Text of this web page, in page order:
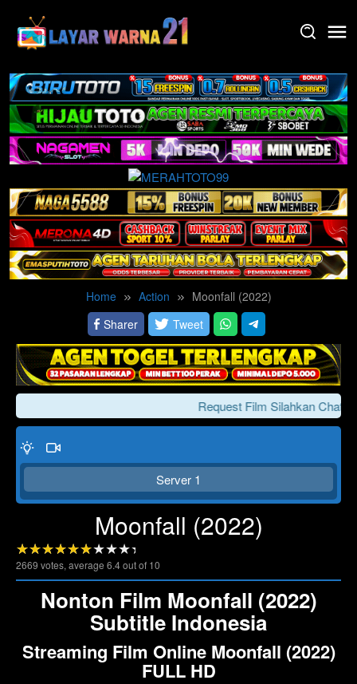
content
Home Action
Moonfall (2022)
Sharer
Tweet
Request Film Silahkan Chat
Lewati >>>
Click To Play
Server 1
Moonfall (2022)
2669 votes, average 6.4out of 10
Nonton Film Moonfall (2022)
Subtitle Indonesia
Streaming Film Online Moonfall (2022)
FULL HD